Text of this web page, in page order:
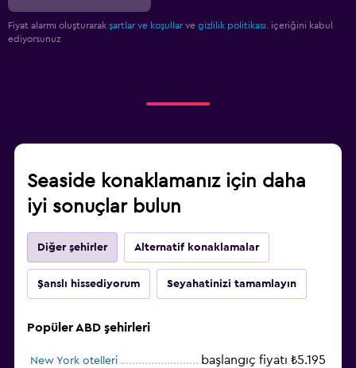
Fiyat alarmı oluşturarak şartlar ve koşullar ve gizlilik politikası.
içeriğini kabul
ediyorsunuz
Seaside konaklamanız için daha
iyi sonuçlar bulun
Diğer şehirler Alternatif konaklamalar
Şanslı hissediyorum Seyahatinizi tamamlayın
Popüler ABD şehirleri
New York otelleri başlangıç fiyatı ₺5.195